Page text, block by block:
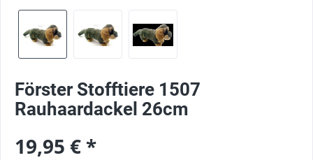
Förster Stofftiere 1507
Rauhaardackel 26cm
19,95 € *